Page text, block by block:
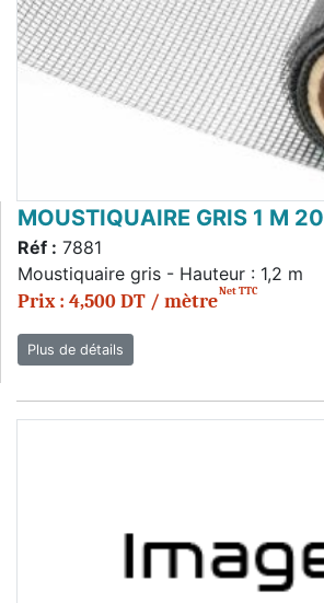
MOUSTIQUAIRE GRIS 1 M 20
Réf : 7881
Moustiquaire gris - Hauteur : 1,2 m
Prix : 4,500 DT / mètreNet TTC
Plus de détails